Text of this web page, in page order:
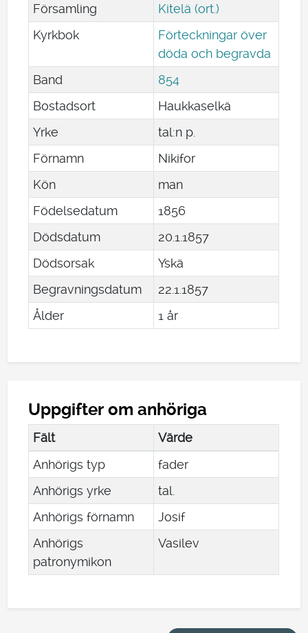
Församling
Kitelä (ort.)
Kyrkbok
Förteckningar över
döda och begravda
Band
854
Bostadsort
Haukkaselkä
Yrke
tal:n p.
Förnamn
Nikifor
Kön
man
Födelsedatum
1856
Dödsdatum
201 1857
Dödsorsak
Yskä
Begravningsdatum
221 1857
Ålder
1 år
Uppgifter om anhöriga
Fält
Värde
Anhörigs typ
fader
Anhörigs yrke
tal.
Anhörigs förnamn
Josif
Anhörigs
patronymikon
Vasilev